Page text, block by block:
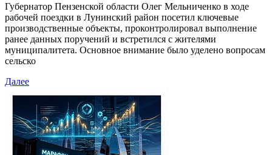
Губернатор Пензенской области Олег Мельниченко в ходе
рабочей поездки в Лунинский район посетил ключевые
производственные объекты, проконтролировал выполнение
ранее данных поручений и встретился с жителями
муниципалитета. Основное внимание было уделено вопросам
сельско
Далее